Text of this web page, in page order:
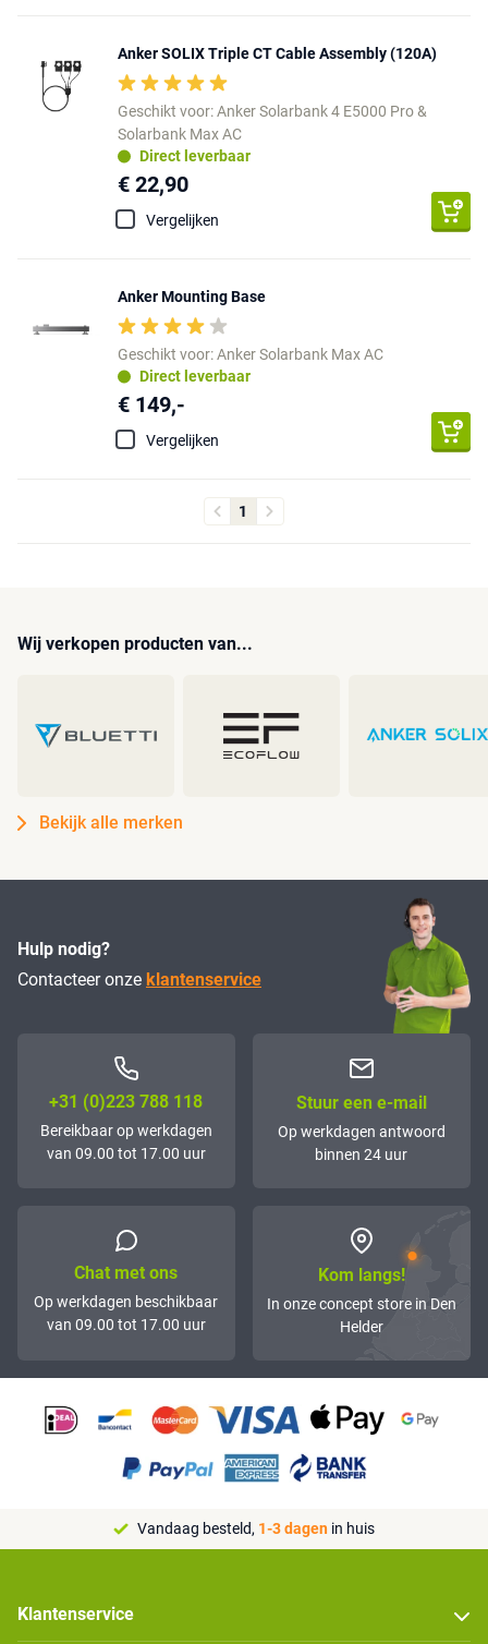
Anker SOLIX Triple CT Cable Assembly (120A)
Geschikt voor: Anker Solarbank 4 E5000 Pro &
Solarbank Max AC
Direct leverbaar
€ 22,90
Vergelijken
Anker Mounting Base
Geschikt voor: Anker Solarbank Max AC
Direct leverbaar
€ 149,-
Vergelijken
1
Wij verkopen producten van...
Bekijk alle merken
Hulp nodig?
Contacteer onze klantenservice
+31 (0)223 788 118
Bereikbaar op werkdagen
van 09.00 tot 17.00 uur
Stuur een e-mail
Op werkdagen antwoord
binnen 24 uur
Chat met ons
Op werkdagen beschikbaar
van 09.00 tot 17.00 uur
Kom langs!
In onze concept store in Den
Helder
Vandaag besteld, 1-3 dagen in huis
Klantenservice